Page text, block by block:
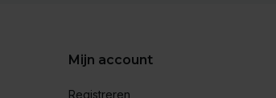
Mijn account
Registreren